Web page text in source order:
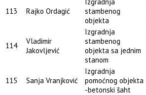
113 Rajko Ordagić
stambenog
objekta
114
Vladimir
Jakovljević
Izgradnja
stambenog
objekta sa jednim
stanom
115 Sanja Vranjković
Izgradnja
pomoćnog objekta
-betonski šaht